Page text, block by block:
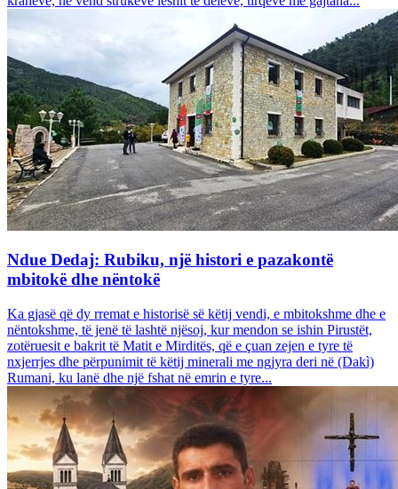
Ndue Dedaj: Rubiku, një histori e pazakontë
mbitokë dhe nëntokë
Ka gjasë që dy rremat e historisë së këtij vendi, e mbitokshme dhe e
nëntokshme, të jenë të lashtë njësoj, kur mendon se ishin Pirustët,
zotëruesit e bakrit të Matit e Mirditës, që e çuan zejen e tyre të
nxjerrjes dhe përpunimit të këtij minerali me ngjyra deri në (Dakì)
Rumani, ku lanë dhe një fshat në emrin e tyre...